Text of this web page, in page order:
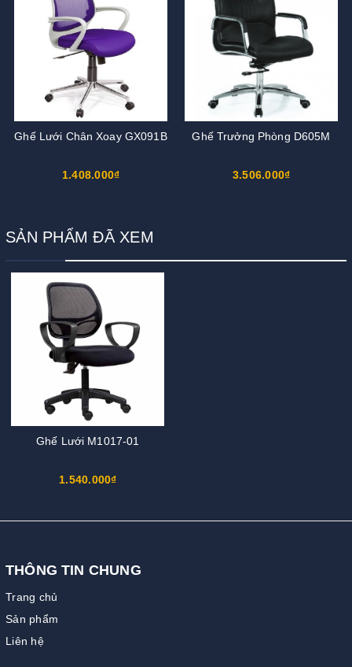
Ghế Lưới Chân Xoay GX091B
1.408.000₫
Ghế Trưởng Phòng D605M
3.506.000₫
SẢN PHẨM ĐÃ XEM
Ghế Lưới M1017-01
1.540.000₫
THÔNG TIN CHUNG
Trang chủ
Sản phẩm
Liên hệ